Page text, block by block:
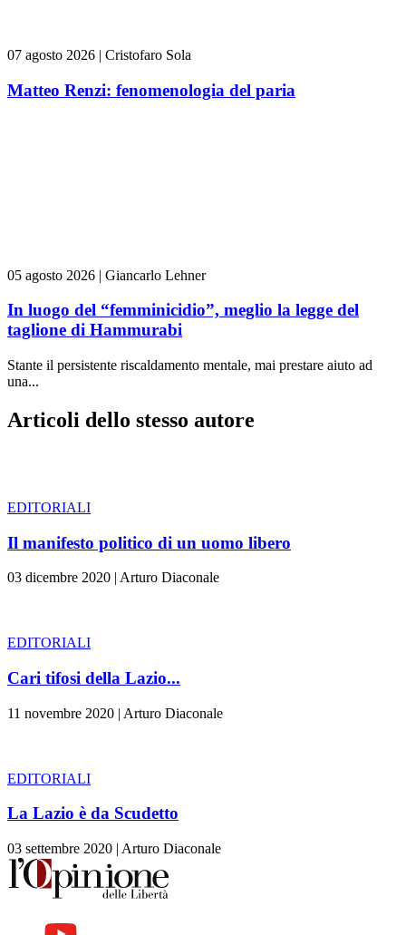
07 agosto 2026 | Cristofaro Sola
Matteo Renzi: fenomenologia del paria
05 agosto 2026 | Giancarlo Lehner
In luogo del “femminicidio”, meglio la legge del
taglione di Hammurabi
Stante il persistente riscaldamento mentale, mai prestare aiuto ad
una...
Articoli dello stesso autore
EDITORIALI
Il manifesto politico di un uomo libero
03 dicembre 2020 | Arturo Diaconale
EDITORIALI
Cari tifosi della Lazio...
11 novembre 2020 | Arturo Diaconale
EDITORIALI
La Lazio è da Scudetto
03 settembre 2020 | Arturo Diaconale